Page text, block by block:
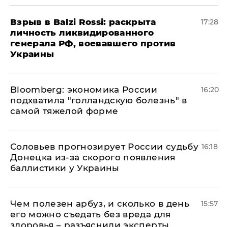
​Взрыв в Balzi Rossi: раскрыта
личность ликвидированного
генерала РФ, воевавшего против
Украины
17:28
Bloomberg: экономика России
подхватила "голландскую болезнь" в
самой тяжелой форме
16:20
Соловьев прогнозирует России судьбу
Донецка из-за скорого появления
баллистики у Украины
16:18
Чем полезен арбуз, и сколько в день
его можно съедать без вреда для
здоровья – разъяснили эксперты
15:57